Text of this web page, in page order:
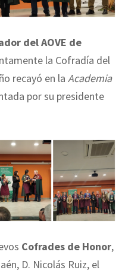
del AOVE de
la Cofradía del
recayó en la Academia
por su presidente
Cofrades de Honor,
D. Nicolás Ruiz, el